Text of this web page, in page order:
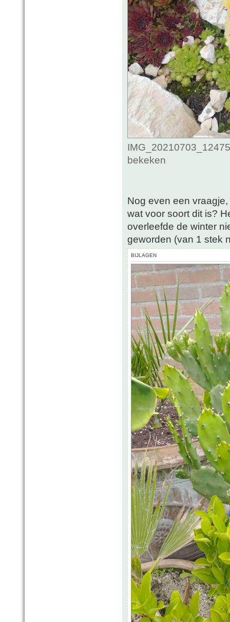
bekeken
Nog even een
wat voor soort dit is?
overleefde de winter
geworden (van 1 stek
BIJLAGEN